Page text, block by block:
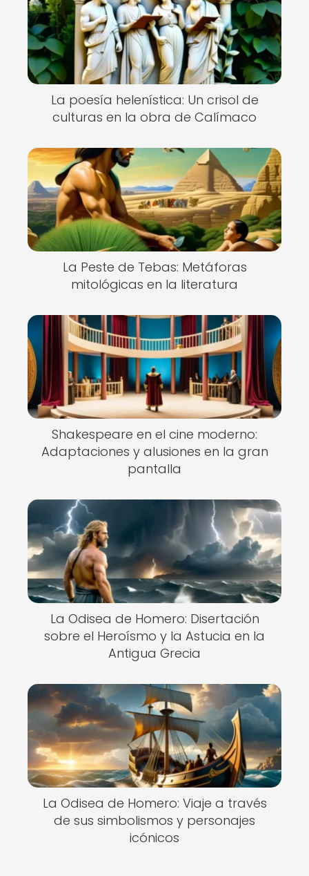
La poesía helenística: Un crisol de
culturas en la obra de Calímaco
La Peste de Tebas: Metáforas
mitológicas en la literatura
Shakespeare en el cine moderno:
Adaptaciones y alusiones en la gran
pantalla
La Odisea de Homero: Disertación
sobre el Heroísmo y la Astucia en la
Antigua Grecia
La Odisea de Homero: Viaje a través
de sus simbolismos y personajes
icónicos